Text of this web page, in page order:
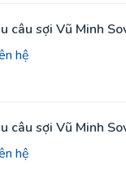
câu sợi Vũ Minh
hệ
câu sợi Vũ Minh
hệ